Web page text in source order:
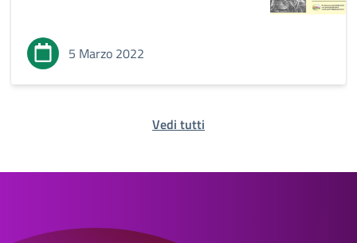
5 Marzo 2022
Vedi tutti